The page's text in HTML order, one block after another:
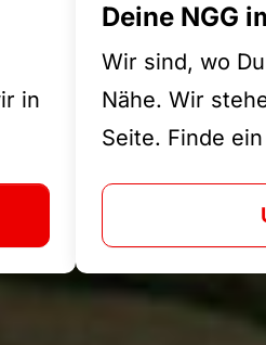
in
Deine NGG
Wir sind, wo
Nähe. Wir
Seite. Finde